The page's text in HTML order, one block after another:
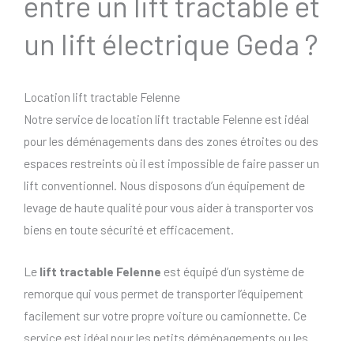
un lift électrique Geda ?
Location lift tractable Felenne
Notre service de location lift tractable Felenne est idéal
pour les déménagements dans des zones étroites ou des
espaces restreints où il est impossible de faire passer un
lift conventionnel. Nous disposons d’un équipement de
levage de haute qualité pour vous aider à transporter vos
biens en toute sécurité et efficacement.
Le lift tractable Felenne est équipé d’un système de
remorque qui vous permet de transporter l’équipement
facilement sur votre propre voiture ou camionnette. Ce
service est idéal pour les petits déménagements ou les